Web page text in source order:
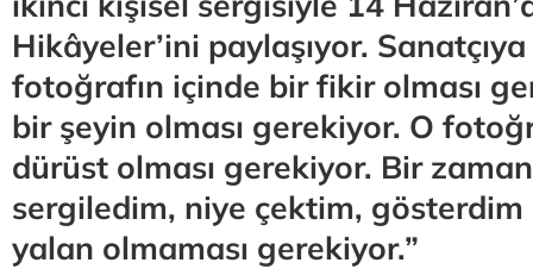
Hikâyeler’ini paylaşıyor.
fotoğrafın içinde bir fikir olması
bir şeyin olması gerekiyor. O
dürüst olması gerekiyor. Bir
sergiledim, niye çektim,
yalan olmaması gerekiyor.”